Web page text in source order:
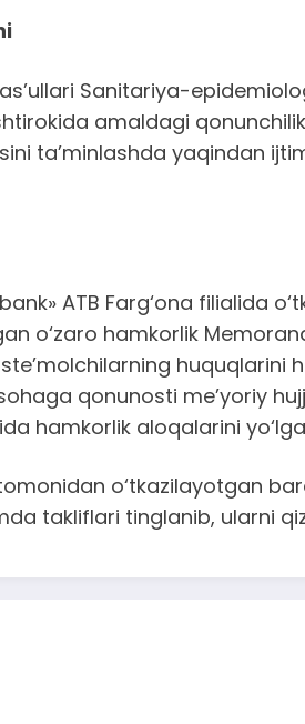
Sanitariya-
amaldagi
ta’minlashda yaqindan
ATB Farg‘ona filialida
o‘zaro hamkorlik
huquqlarini
qonunosti me’yoriy
hamkorlik aloqalarini
o‘tkazilayotgan
takliflari tinglanib, ularni